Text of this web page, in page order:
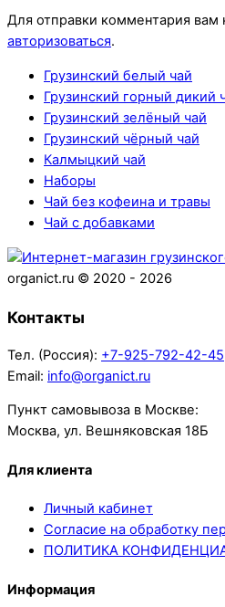
Для отправки комментария вам
авторизоваться.
Грузинский белый чай
Грузинский горный дикий
Грузинский зелёный чай
Грузинский чёрный чай
Калмыцкий чай
Наборы
Чай без кофеина и травы
Чай с добавками
Back
To
organict.ru © 2020 - 2026
Контакты
Тел. (Россия): +7-925-792-42-45
Email: info@organict.ru
Пункт самовывоза в Москве:
Москва, ул. Вешняковская 18Б
Для клиента
Личный кабинет
Согласие на обработку
ПОЛИТИКА
Информация